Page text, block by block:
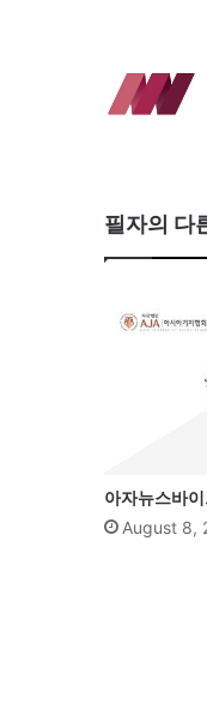
필자의 다
아자뉴스바
August 8,